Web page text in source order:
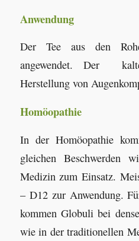
Anwendung
Der Tee aus den
angewendet. Der
Herstellung von
Homöopathie
In der Homöopathie
gleichen Beschwerden
Medizin zum Einsatz.
– D12 zur Anwendung.
kommen Globuli bei
wie in der traditionellen